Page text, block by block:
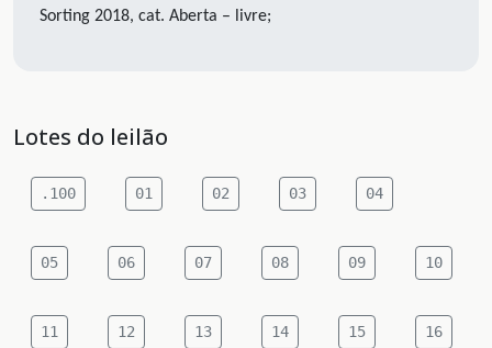
Sorting 2018, cat. Aberta – livre;
Lotes do leilão
.100 01 02 03 04
05 06 07 08 09 10
11 12 13 14 15 16